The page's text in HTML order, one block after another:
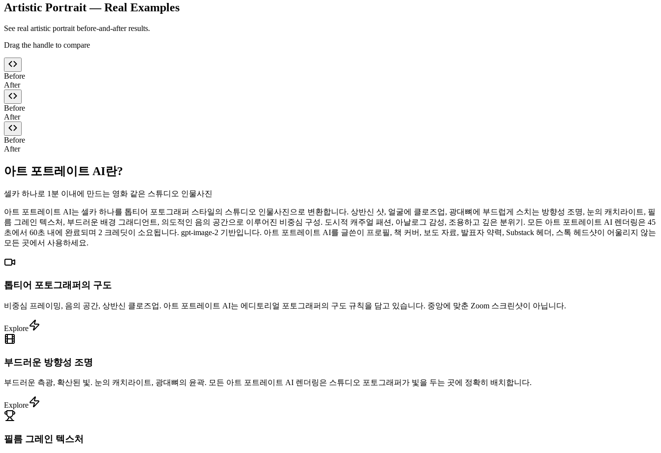
Artistic Portrait — Real Examples
See real artistic portrait before-and-after results.
Drag the handle to compare
Before
After
Before
After
Before
After
아트 포트레이트 AI란?
셀카 하나로 1분 이내에 만드는 영화 같은 스튜디오 인물사진
아트 포트레이트 AI는 셀카 하나를 톱티어 포토그래퍼 스타일의 스튜디오 인물사진으로 변환합니다. 상반신 샷, 얼굴에 클로즈업, 광대뼈에 부드럽게 스치는 방향성 조명, 눈의 캐치라이트, 필
름 그레인 텍스처, 부드러운 배경 그래디언트, 의도적인 음의 공간으로 이루어진 비중심 구성. 도시적 캐주얼 패션, 아날로그 감성, 조용하고 깊은 분위기. 모든 아트 포트레이트 AI 렌더링은 45
초에서 60초 내에 완료되며 2 크레딧이 소요됩니다. gpt-image-2 기반입니다. 아트 포트레이트 AI를 글쓴이 프로필, 책 커버, 보도 자료, 발표자 약력, Substack 헤더, 스톡 헤드샷이 어울리지 않는
모든 곳에서 사용하세요.
톱티어 포토그래퍼의 구도
비중심 프레이밍, 음의 공간, 상반신 클로즈업. 아트 포트레이트 AI는 에디토리얼 포토그래퍼의 구도 규칙을 담고 있습니다. 중앙에 맞춘 Zoom 스크린샷이 아닙니다.
Explore
부드러운 방향성 조명
부드러운 측광, 확산된 빛. 눈의 캐치라이트, 광대뼈의 윤곽. 모든 아트 포트레이트 AI 렌더링은 스튜디오 포토그래퍼가 빛을 두는 곳에 정확히 배치합니다.
Explore
필름 그레인 텍스처